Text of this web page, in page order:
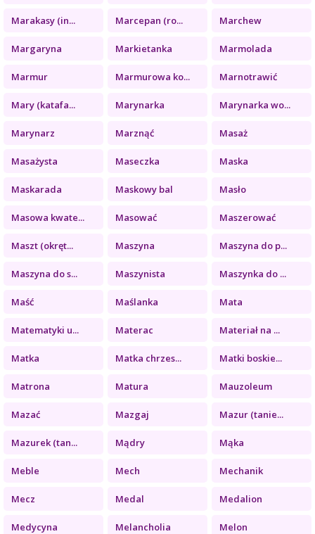
Marakasy (in... Marcepan (ro... Marchew
Margaryna Markietanka Marmolada
Marmur Marmurowa ko... Marnotrawić
Mary (katafa... Marynarka Marynarka wo...
Marynarz Marznąć Masaż
Masażysta Maseczka Maska
Maskarada Maskowy bal Masło
Masowa kwate... Masować Maszerować
Maszt (okręt... Maszyna Maszyna do p...
Maszyna do s... Maszynista Maszynka do ...
Maść Maślanka Mata
Matematyki u... Materac Materiał na ...
Matka Matka chrzes... Matki boskie...
Matrona Matura Mauzoleum
Mazać Mazgaj Mazur (tanie...
Mazurek (tan... Mądry Mąka
Meble Mech Mechanik
Mecz Medal Medalion
Medycyna Melancholia Melon